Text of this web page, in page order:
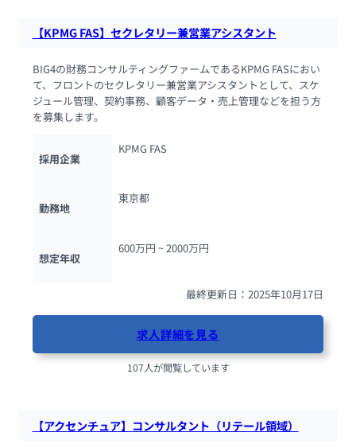
【KPMG FAS】セクレタリー兼営業アシスタント
BIG4の財務コンサルティングファームであるKPMG FASにおい
て、フロントのセクレタリー兼営業アシスタントとして、スケ
ジュール管理、契約事務、顧客データ・売上管理などを担う方
を募集します。
採用企業
KPMG FAS
勤務地
東京都
想定年収
600万円 ~ 2000万円
最終更新日：2025年10月17日
求人詳細を見る
107人が閲覧しています
【アクセンチュア】コンサルタント（リテール領域）